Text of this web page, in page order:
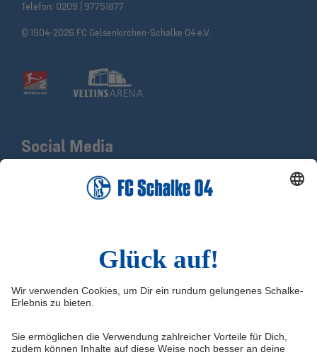
Telefon: 0209 | 97751877
© 1904-2026 FC Gelsenkirchen-Schalke 04 e.V.
Impressum
Medienportal
Quicklinks
Shop
schalke04.de
Social Media
X